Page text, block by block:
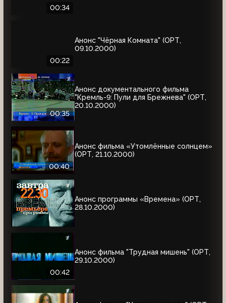
00:34
00:22
Анонс "Чёрная Комната" (ОРТ,
09.10.2000)
00:35
Анонс документального фильма
"Кремль-9: Пули для Брежнева" (ОРТ,
20.10.2000)
00:40
Анонс фильма «Утомлённые солнцем»
(ОРТ, 21.10.2000)
Анонс программы «Времена» (ОРТ,
28.10.2000)
00:42
Анонс фильма "Трудная мишень" (ОРТ,
29.10.2000)